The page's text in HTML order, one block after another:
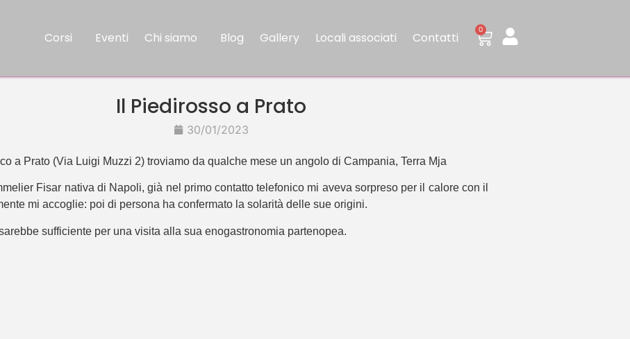
Corsi Eventi Chi siamo Blog Gallery Locali associati Contatti
0
Il Piedirosso a Prato
30/01/2023
a Prato (Via Luigi Muzzi 2) troviamo da qualche mese un angolo di Campania, Terra Mja
Fisar nativa di Napoli, già nel primo contatto telefonico mi aveva sorpreso per il calore con il
mi accoglie: poi di persona ha confermato la solarità delle sue origini.
sufficiente per una visita alla sua enogastronomia partenopea.